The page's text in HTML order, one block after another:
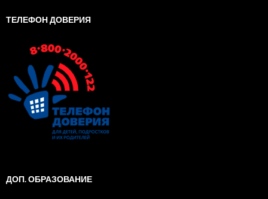
ТЕЛЕФОН ДОВЕРИЯ
ДОП. ОБРАЗОВАНИЕ